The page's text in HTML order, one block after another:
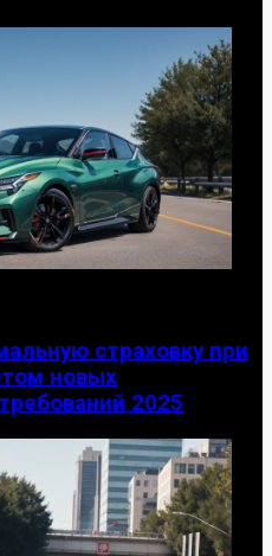
страховку при
новых
2025